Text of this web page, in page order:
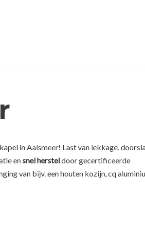
in Aalsmeer! Last van lekkage,
ensnel hersteldoor gecertificeerde
van bijv. een houten kozijn, cq